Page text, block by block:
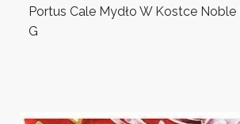
Portus Cale Mydło W Kostce
G